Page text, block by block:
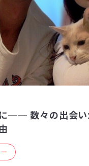
── 数々の出会い